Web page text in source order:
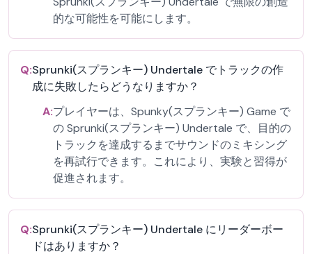
的な可能性を可能にします。
Q:Sprunki(スプランキー) Undertale でトラックの作
成に失敗したらどうなりますか？
A:プレイヤーは、Spunky(スプランキー) Game で
の Sprunki(スプランキー) Undertale で、目的の
トラックを達成するまでサウンドのミキシング
を再試行できます。これにより、実験と習得が
促進されます。
Q:Sprunki(スプランキー) Undertale にリーダーボー
ドはありますか？